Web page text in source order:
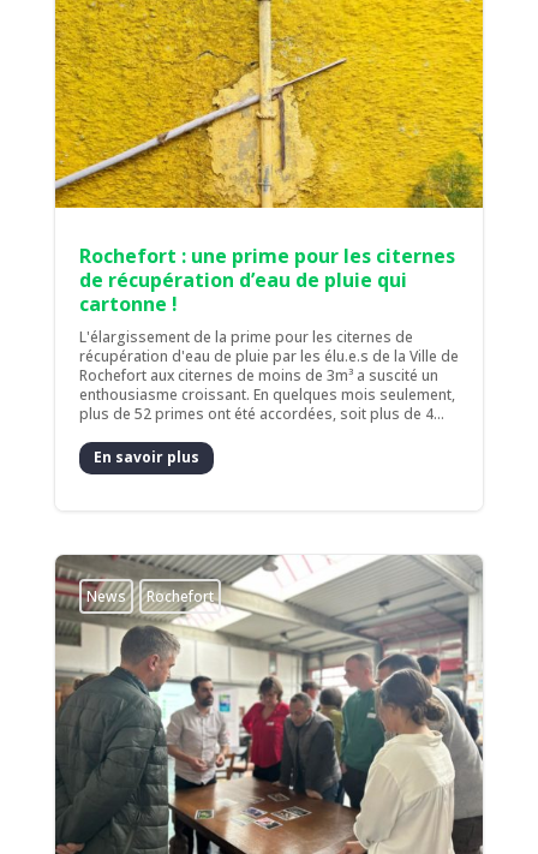
Rochefort : une prime pour les citernes
de récupération d’eau de pluie qui
cartonne !
L'élargissement de la prime pour les citernes de
récupération d'eau de pluie par les élu.e.s de la Ville de
Rochefort aux citernes de moins de 3m³ a suscité un
enthousiasme croissant. En quelques mois seulement,
plus de 52 primes ont été accordées, soit plus de 4...
En savoir plus
News Rochefort